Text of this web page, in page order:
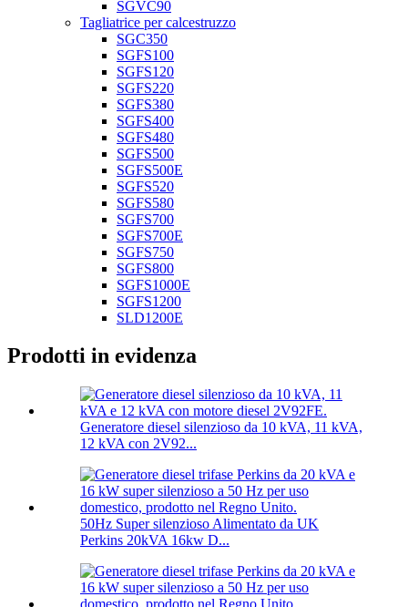
SGVC90
Tagliatrice per calcestruzzo
SGC350
SGFS100
SGFS120
SGFS220
SGFS380
SGFS400
SGFS480
SGFS500
SGFS500E
SGFS520
SGFS580
SGFS700
SGFS700E
SGFS750
SGFS800
SGFS1000E
SGFS1200
SLD1200E
Prodotti in evidenza
Generatore diesel silenzioso da 10 kVA, 11 kVA,
12 kVA con 2V92...
50Hz Super silenzioso Alimentato da UK
Perkins 20kVA 16kw D...